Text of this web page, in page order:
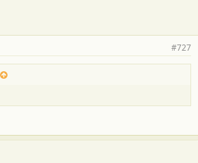
#727